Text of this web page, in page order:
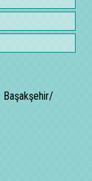
Başakşehir/